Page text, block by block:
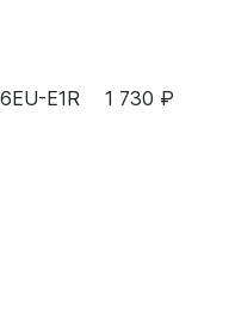
E1R
1 730 ₽